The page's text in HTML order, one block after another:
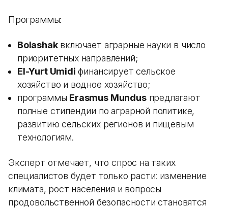
Программы:
Bolashakвключает аграрные науки в число
приоритетных направлений;
El-Yurt Umidi финансирует сельское
хозяйство и водное хозяйство;
программы Erasmus Mundusпредлагают
полные стипендии по аграрной политике,
развитию сельских регионов и пищевым
технологиям.
Эксперт отмечает, что спрос на таких
специалистов будет только расти: изменение
климата, рост населения и вопросы
продовольственной безопасности становятся